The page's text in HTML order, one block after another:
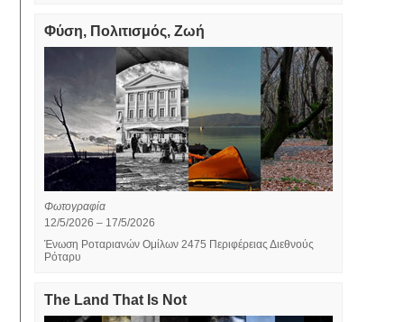
Φύση, Πολιτισμός, Ζωή
Φωτογραφία
12/5/2026 – 17/5/2026
Ένωση Ροταριανών Ομίλων 2475 Περιφέρειας Διεθνούς
Ρόταρυ
The Land That Is Not